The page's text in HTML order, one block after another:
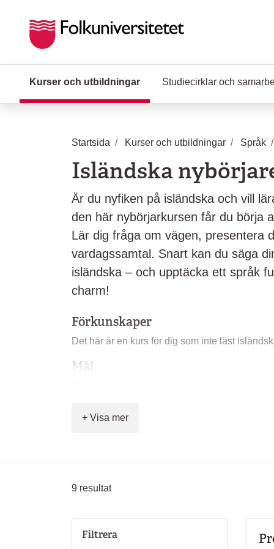
Kurser och utbildningar (Aktuell sida)
Studiecirklar och
Startsida Kurser och utbildningar Språk
Isländska
Är du nyfiken på isländska och vill
den här nybörjarkursen får du börja
Lär dig fråga om vägen, presentera
vardagssamtal. Snart kan du säga
isländska – och upptäcka ett språk
charm!
Förkunskaper
Det här är en kurs för dig som inte läst
Mål
Innehåll
berätta om dig själv
+ Visa mer
9 resultat
Filtrera